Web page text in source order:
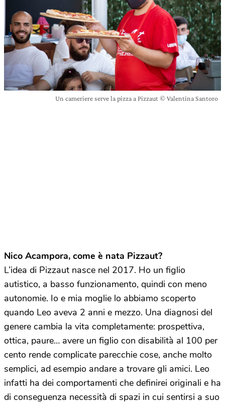
Un cameriere serve la pizza a Pizzaut © Valentina Santoro
Nico Acampora, come è nata Pizzaut?
L’idea di Pizzaut nasce nel 2017. Ho un figlio
autistico, a basso funzionamento, quindi con meno
autonomie. Io e mia moglie lo abbiamo scoperto
quando Leo aveva 2 anni e mezzo. Una diagnosi del
genere cambia la vita completamente: prospettiva,
ottica, paure… avere un figlio con disabilità al 100 per
cento rende complicate parecchie cose, anche molto
semplici, ad esempio andare a trovare gli amici. Leo
infatti ha dei comportamenti che definirei originali e ha
di conseguenza necessità di spazi in cui sentirsi a suo